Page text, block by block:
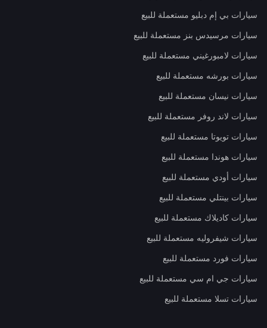
سيارات بي إم دبليو مستعملة للبيع
سيارات مرسيدس بنز مستعملة للبيع
سيارات لامبورغيني مستعملة للبيع
سيارات بورشه مستعملة للبيع
سيارات نيسان مستعملة للبيع
سيارات لاند روفر مستعملة للبيع
سيارات تويوتا مستعملة للبيع
سيارات هوندا مستعملة للبيع
سيارات أودي مستعملة للبيع
سيارات بينتلي مستعملة للبيع
سيارات كاديلاك مستعملة للبيع
سيارات شيفروليه مستعملة للبيع
سيارات فورد مستعملة للبيع
سيارات جي ام سي مستعملة للبيع
سيارات تسلا مستعملة للبيع